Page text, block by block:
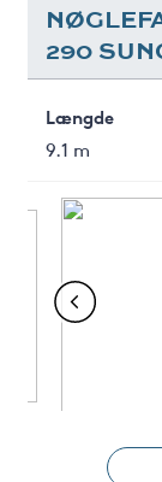
290
Længde
9.1 m